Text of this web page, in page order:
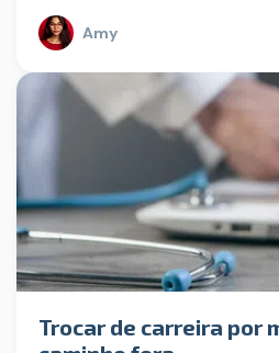
Amy
Trocar de carreira por